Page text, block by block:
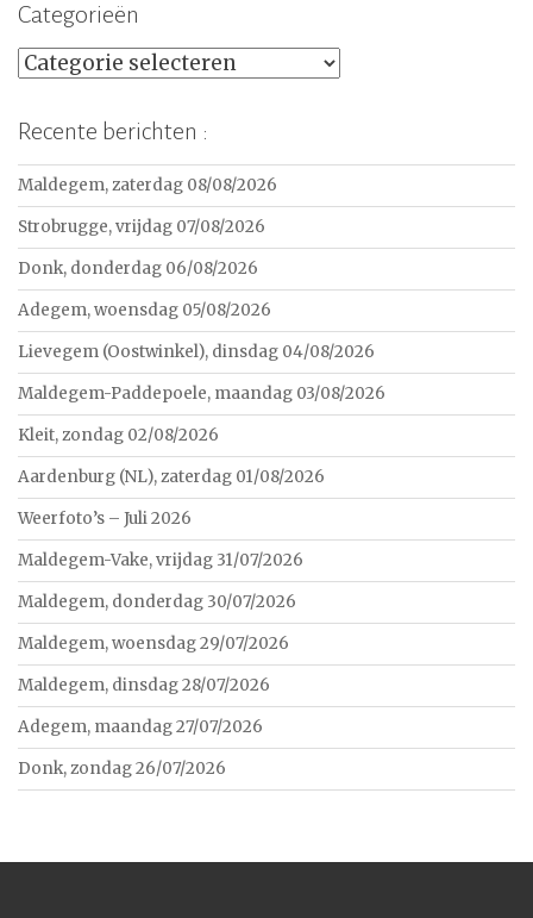
Categorieën
Categorieën
Recente berichten :
Maldegem, zaterdag 08/08/2026
Strobrugge, vrijdag 07/08/2026
Donk, donderdag 06/08/2026
Adegem, woensdag 05/08/2026
Lievegem (Oostwinkel), dinsdag 04/08/2026
Maldegem-Paddepoele, maandag 03/08/2026
Kleit, zondag 02/08/2026
Aardenburg (NL), zaterdag 01/08/2026
Weerfoto’s – Juli 2026
Maldegem-Vake, vrijdag 31/07/2026
Maldegem, donderdag 30/07/2026
Maldegem, woensdag 29/07/2026
Maldegem, dinsdag 28/07/2026
Adegem, maandag 27/07/2026
Donk, zondag 26/07/2026